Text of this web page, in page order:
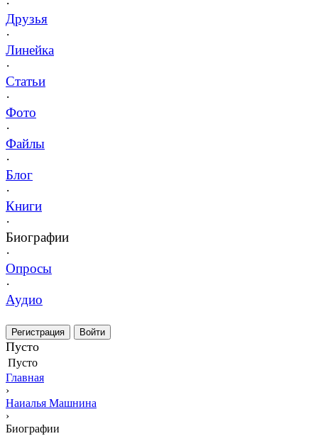
·
Друзья
·
Линейка
·
Статьи
·
Фото
·
Файлы
·
Блог
·
Книги
·
Биографии
·
Опросы
·
Аудио
Регистрация Войти
Пусто
Пусто
Главная
›
Наиалья Машнина
›
Биографии